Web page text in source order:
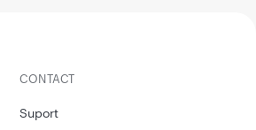
CONTACT
Suport